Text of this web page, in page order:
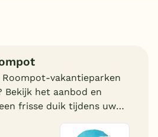
vakantieparken
Bekijk het aanbod en
frisse duik tijdens uw